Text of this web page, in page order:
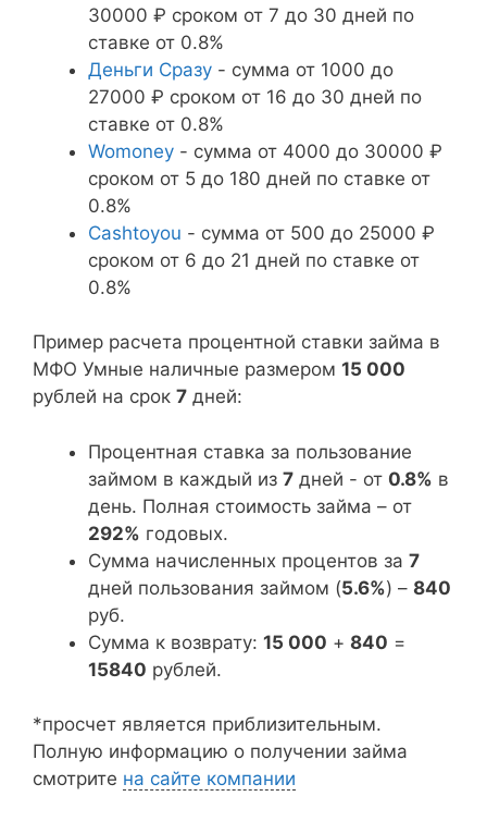
30000 ₽ сроком от 7 до 30 дней по
ставке от 0.8%
Деньги Сразу - сумма от 1000 до
27000 ₽ сроком от 16 до 30 дней по
ставке от 0.8%
Womoney - сумма от 4000 до 30000 ₽
сроком от 5 до 180 дней по ставке от
0.8%
Cashtoyou - сумма от 500 до 25000 ₽
сроком от 6 до 21 дней по ставке от
0.8%
Пример расчета процентной ставки займа в
МФО Умные наличные размером 15 000
рублей на срок 7 дней:
Процентная ставка за пользование
займом в каждый из 7 дней - от 0.8% в
день. Полная стоимость займа – от
292% годовых.
Сумма начисленных процентов за 7
дней пользования займом (5.6%) – 840
руб.
Сумма к возврату: 15 000 + 840 =
15840 рублей.
*просчет является приблизительным.
Полную информацию о получении займа
смотрите на сайте компании